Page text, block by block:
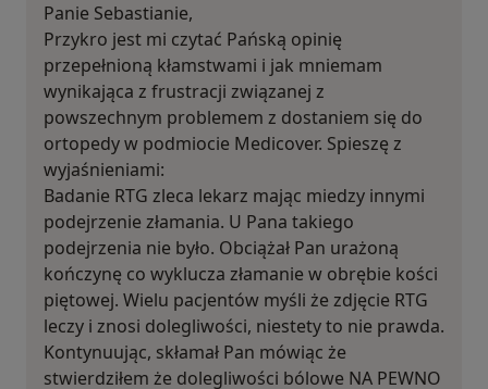
Panie Sebastianie,
Przykro jest mi czytać Pańską opinię
przepełnioną kłamstwami i jak mniemam
wynikająca z frustracji związanej z
powszechnym problemem z dostaniem się do
ortopedy w podmiocie Medicover. Spieszę z
wyjaśnieniami:
Badanie RTG zleca lekarz mając miedzy innymi
podejrzenie złamania. U Pana takiego
podejrzenia nie było. Obciążał Pan urażoną
kończynę co wyklucza złamanie w obrębie kości
piętowej. Wielu pacjentów myśli że zdjęcie RTG
leczy i znosi dolegliwości, niestety to nie prawda.
Kontynuując, skłamał Pan mówiąc że
stwierdziłem że dolegliwości bólowe NA PEWNO